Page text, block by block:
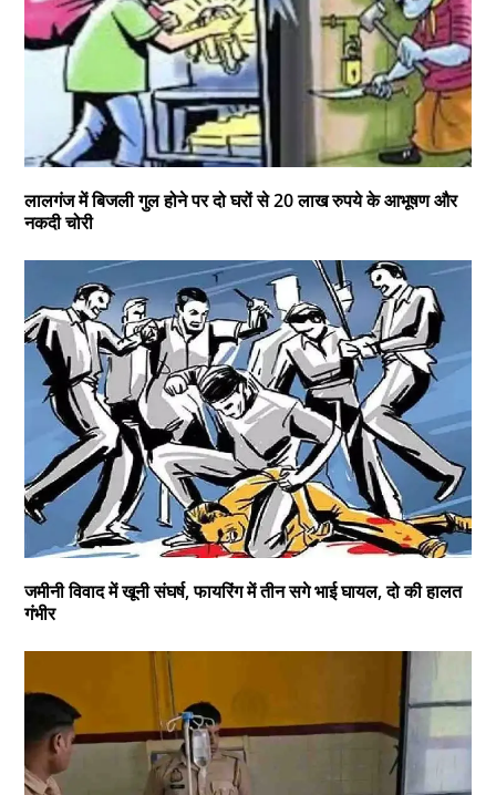
लालगंज में बिजली गुल होने पर दो घरों से 20 लाख रुपये के आभूषण और
नकदी चोरी
जमीनी विवाद में खूनी संघर्ष, फायरिंग में तीन सगे भाई घायल, दो की हालत
गंभीर